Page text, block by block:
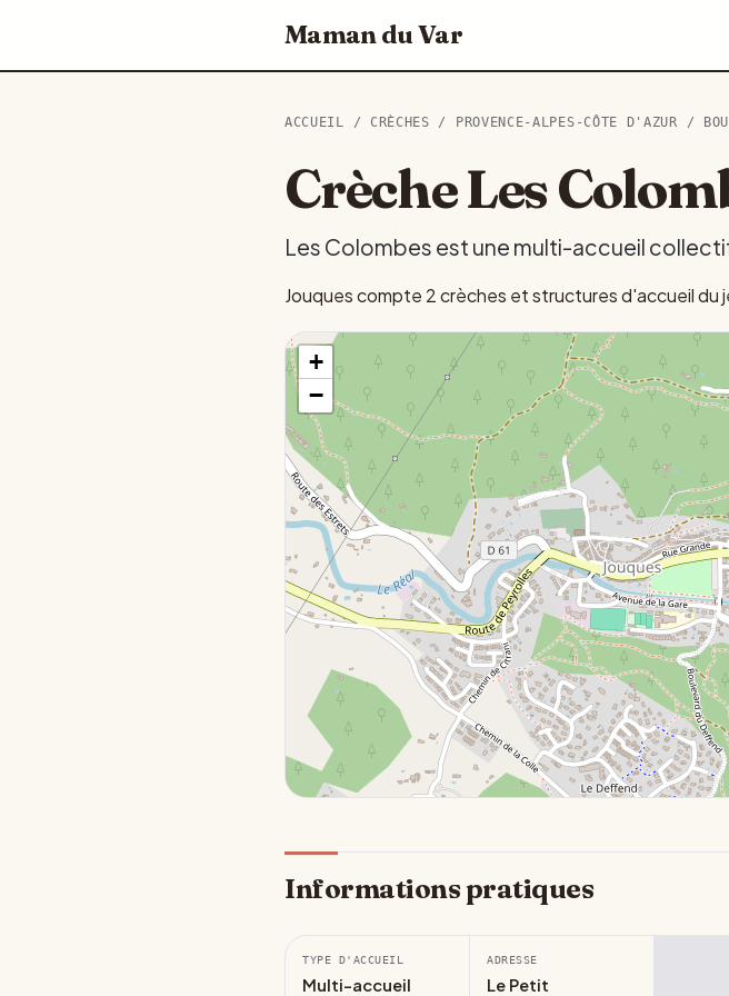
Maman du Var
ACCUEIL / CRÈCHES / PROVENCE-ALPES-CÔTE D'AZUR /
Crèche Les
Les Colombes est une multi-accueil
Jouques compte 2 crèches et structures d'accueil
+
−
Informations pratiques
TYPE D'ACCUEIL
Multi-accueil
ADRESSE
Le Petit